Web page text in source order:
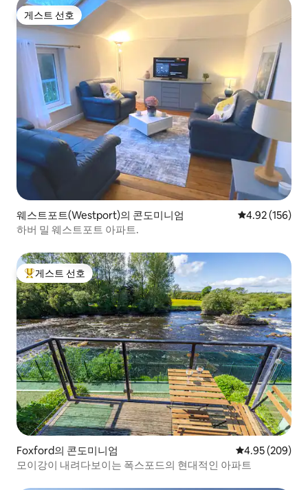
게스트 선호
게스트 선호
웨스트포트(Westport)의 콘도미니엄 평점 4.92점(5
4.92 (156)
하버 밀 웨스트포트 아파트.
상위 게스트 선호
게스트 선호
Foxford의 콘도미니엄 평점 4.95점(5
4.95 (209)
모이강이 내려다보이는 폭스포드의 현대적인 아파트